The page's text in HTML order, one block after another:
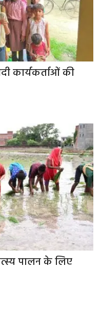
कार्यकर्ताओं की
पालन के लिए